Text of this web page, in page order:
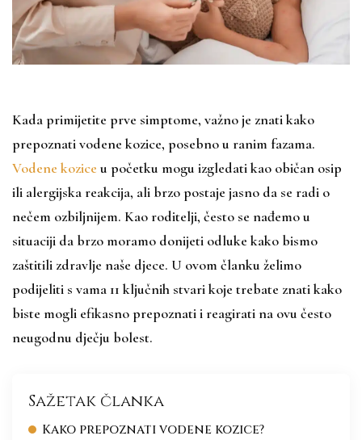
Kada primijetite prve simptome, važno je znati kako
prepoznati vodene kozice, posebno u ranim fazama.
Vodene kozice u početku mogu izgledati kao običan osip
ili alergijska reakcija, ali brzo postaje jasno da se radi o
nečem ozbiljnijem. Kao roditelji, često se nađemo u
situaciji da brzo moramo donijeti odluke kako bismo
zaštitili zdravlje naše djece. U ovom članku želimo
podijeliti s vama 11 ključnih stvari koje trebate znati kako
biste mogli efikasno prepoznati i reagirati na ovu često
neugodnu dječju bolest.
Sažetak članka
Kako prepoznati vodene kozice?